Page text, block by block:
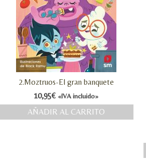
2.Moztruos-El gran banquete
10,95€ «IVA incluido»
AÑADIR AL CARRITO